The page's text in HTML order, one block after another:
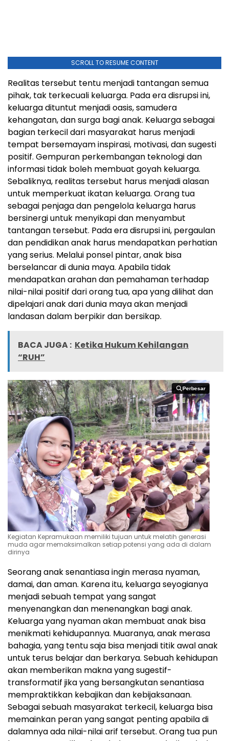
SCROLL TO RESUME CONTENT
Realitas tersebut tentu menjadi tantangan semua
pihak, tak terkecuali keluarga. Pada era disrupsi ini,
keluarga dituntut menjadi oasis, samudera
kehangatan, dan surga bagi anak. Keluarga sebagai
bagian terkecil dari masyarakat harus menjadi
tempat bersemayam inspirasi, motivasi, dan sugesti
positif. Gempuran perkembangan teknologi dan
informasi tidak boleh membuat goyah keluarga.
Sebaliknya, realitas tersebut harus menjadi alasan
untuk memperkuat ikatan keluarga. Orang tua
sebagai penjaga dan pengelola keluarga harus
bersinergi untuk menyikapi dan menyambut
tantangan tersebut. Pada era disrupsi ini, pergaulan
dan pendidikan anak harus mendapatkan perhatian
yang serius. Melalui ponsel pintar, anak bisa
berselancar di dunia maya. Apabila tidak
mendapatkan arahan dan pemahaman terhadap
nilai-nilai positif dari orang tua, apa yang dilihat dan
dipelajari anak dari dunia maya akan menjadi
landasan dalam berpikir dan bersikap.
BACA JUGA : Ketika Hukum Kehilangan
“RUH”
Perbesar
Perbesar
Kegiatan Kepramukaan memiliki tujuan untuk melatih generasi
muda agar memaksimalkan setiap potensi yang ada di dalam
dirinya
Seorang anak senantiasa ingin merasa nyaman,
damai, dan aman. Karena itu, keluarga seyogianya
menjadi sebuah tempat yang sangat
menyenangkan dan menenangkan bagi anak.
Keluarga yang nyaman akan membuat anak bisa
menikmati kehidupannya. Muaranya, anak merasa
bahagia, yang tentu saja bisa menjadi titik awal anak
untuk terus belajar dan berkarya. Sebuah kehidupan
akan memberikan makna yang sugestif-
transformatif jika yang bersangkutan senantiasa
mempraktikkan kebajikan dan kebijaksanaan.
Sebagai sebuah masyarakat terkecil, keluarga bisa
memainkan peran yang sangat penting apabila di
dalamnya ada nilai-nilai arif tersebut. Orang tua pun